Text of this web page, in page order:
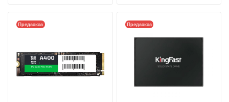
Предзаказ Предзаказ